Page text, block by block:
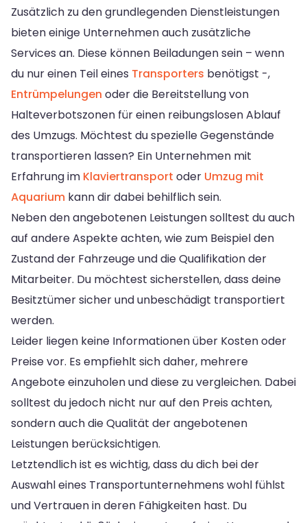
Zusätzlich zu den grundlegenden Dienstleistungen
bieten einige Unternehmen auch zusätzliche
Services an. Diese können Beiladungen sein – wenn
du nur einen Teil eines Transporters benötigst -,
Entrümpelungen oder die Bereitstellung von
Halteverbotszonen für einen reibungslosen Ablauf
des Umzugs. Möchtest du spezielle Gegenstände
transportieren lassen? Ein Unternehmen mit
Erfahrung im Klaviertransport oder Umzug mit
Aquarium kann dir dabei behilflich sein.
Neben den angebotenen Leistungen solltest du auch
auf andere Aspekte achten, wie zum Beispiel den
Zustand der Fahrzeuge und die Qualifikation der
Mitarbeiter. Du möchtest sicherstellen, dass deine
Besitztümer sicher und unbeschädigt transportiert
werden.
Leider liegen keine Informationen über Kosten oder
Preise vor. Es empfiehlt sich daher, mehrere
Angebote einzuholen und diese zu vergleichen. Dabei
solltest du jedoch nicht nur auf den Preis achten,
sondern auch die Qualität der angebotenen
Leistungen berücksichtigen.
Letztendlich ist es wichtig, dass du dich bei der
Auswahl eines Transportunternehmens wohl fühlst
und Vertrauen in deren Fähigkeiten hast. Du